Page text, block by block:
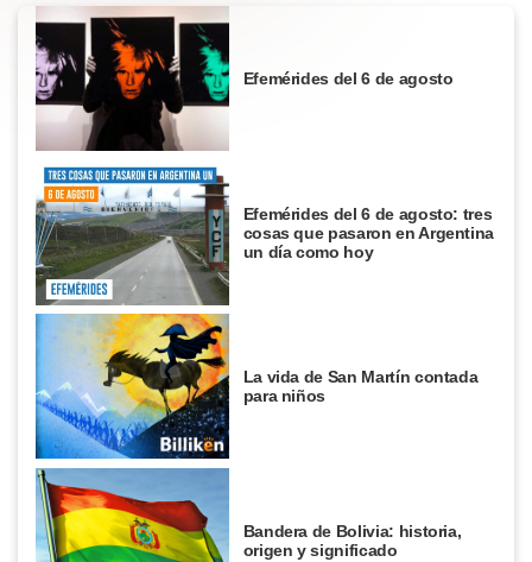
Efemérides del 6 de agosto
Efemérides del 6 de agosto: tres
cosas que pasaron en Argentina
un día como hoy
La vida de San Martín contada
para niños
Bandera de Bolivia: historia,
origen y significado